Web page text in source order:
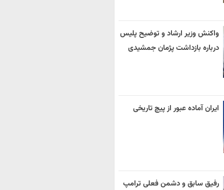
واکنش وزیر ارشاد و توضیح پلیس
درباره بازداشت پژمان جمشیدی
ایران آماده عبور از پیچ تاریخی
رفیق سابق و دشمن فعلی ترامپ